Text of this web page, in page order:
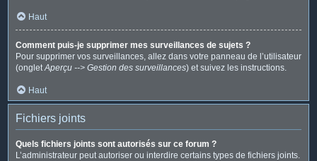
Haut
Comment puis-je supprimer mes surveillances de sujets ?
Pour supprimer vos surveillances, allez dans votre panneau de l’utilisateur
(ongletAperçu --> Gestion des surveillances) et suivez les instructions.
Haut
Fichiers joints
Quels fichiers joints sont autorisés sur ce forum ?
L’administrateur peut autoriser ou interdire certains types de fichiers joints.